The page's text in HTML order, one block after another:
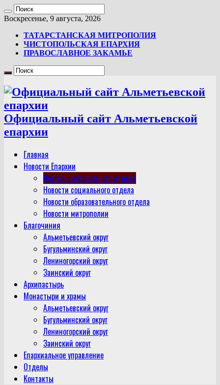
Воскресенье, 9 августа, 2026
ТАТАРСТАНСКАЯ МИТРОПОЛИЯ
ЧИСТОПОЛЬСКАЯ ЕПАРХИЯ
ПРАВОСЛАВНОЕ ЗАКАМЬЕ
Официальный сайт Альметьевской
епархии
Главная
Новости Епархии
Новости молодежного отдела
Новости социального отдела
Новости образовательного отдела
Новости митрополии
Благочиния
Альметьевский округ
Бугульминский округ
Лениногорский округ
Заинский округ
Архипастырь
Монастыри и храмы
Альметьевский округ
Бугульминский округ
Лениногорский округ
Заинский округ
Епархиальное управление
Отделы
Контакты